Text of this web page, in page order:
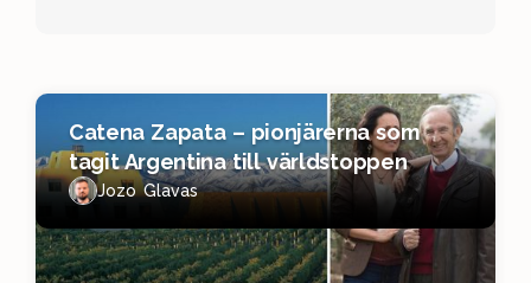
Catena Zapata – pionjärerna som
tagit Argentina till världstoppen
Jozo Glavas